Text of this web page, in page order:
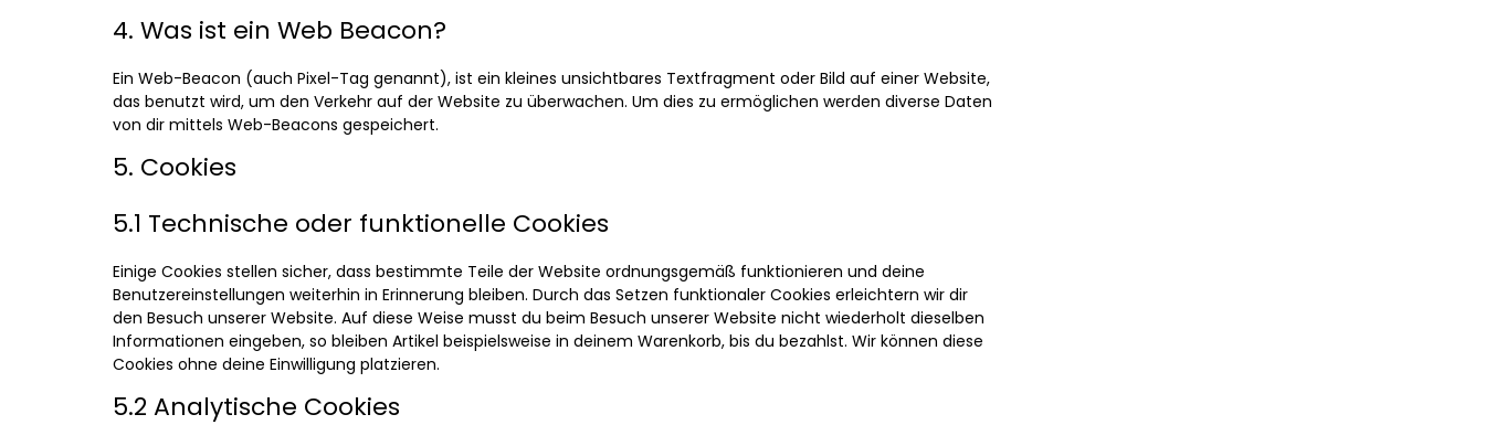
4. Was ist ein Web Beacon?
Ein Web-Beacon (auch Pixel-Tag genannt), ist ein kleines unsichtbares Textfragment oder Bild auf einer Website,
das benutzt wird, um den Verkehr auf der Website zu überwachen. Um dies zu ermöglichen werden diverse Daten
von dir mittels Web-Beacons gespeichert.
5. Cookies
5.1 Technische oder funktionelle Cookies
Einige Cookies stellen sicher, dass bestimmte Teile der Website ordnungsgemäß funktionieren und deine
Benutzereinstellungen weiterhin in Erinnerung bleiben. Durch das Setzen funktionaler Cookies erleichtern wir dir
den Besuch unserer Website. Auf diese Weise musst du beim Besuch unserer Website nicht wiederholt dieselben
Informationen eingeben, so bleiben Artikel beispielsweise in deinem Warenkorb, bis du bezahlst. Wir können diese
Cookies ohne deine Einwilligung platzieren.
5.2 Analytische Cookies